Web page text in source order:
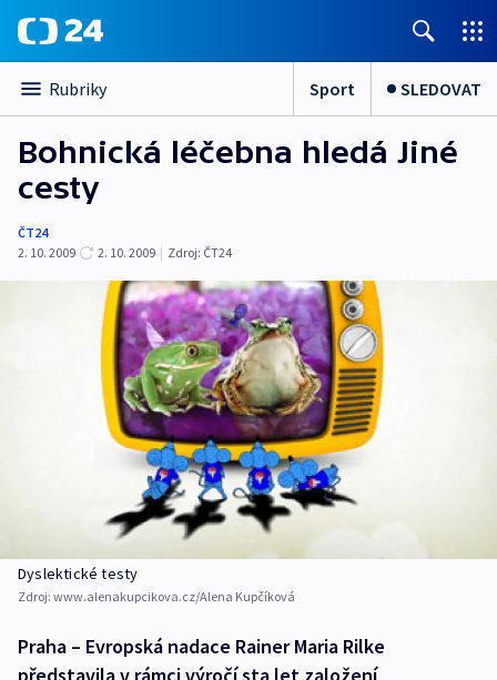
Rubriky Sport SLEDOVAT
Bohnická léčebna hledá Jiné
cesty
ČT24
2. 10. 2009
2. 10. 2009 | Zdroj: ČT24
Dyslektické testy
Zdroj: www.alenakupcikova.cz/Alena Kupčíková
Praha – Evropská nadace Rainer Maria Rilke